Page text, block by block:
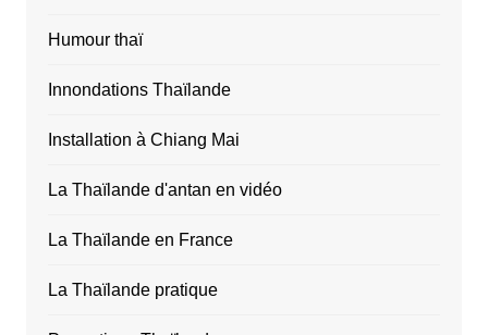
Humour thaï
Innondations Thaïlande
Installation à Chiang Mai
La Thaïlande d'antan en vidéo
La Thaïlande en France
La Thaïlande pratique